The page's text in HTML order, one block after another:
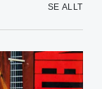
SE ALLT